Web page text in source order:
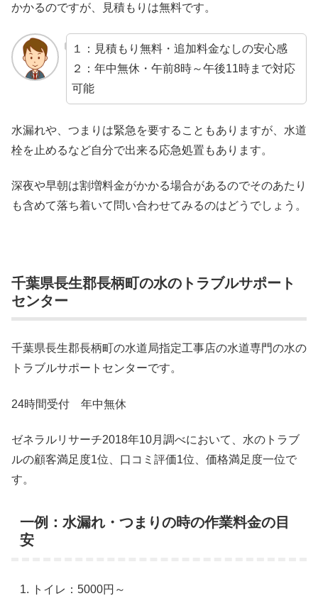
かかるのですが、見積もりは無料です。
１：見積もり無料・追加料金なしの安心感
２：年中無休・午前8時～午後11時まで対応
可能
水漏れや、つまりは緊急を要することもありますが、水道
栓を止めるなど自分で出来る応急処置もあります。
深夜や早朝は割増料金がかかる場合があるのでそのあたり
も含めて落ち着いて問い合わせてみるのはどうでしょう。
千葉県長生郡長柄町の水のトラブルサポート
センター
千葉県長生郡長柄町の水道局指定工事店の水道専門の水の
トラブルサポートセンターです。
24時間受付 年中無休
ゼネラルリサーチ2018年10月調べにおいて、水のトラブ
ルの顧客満足度1位、口コミ評価1位、価格満足度一位で
す。
一例：水漏れ・つまりの時の作業料金の目
安
トイレ：5000円～